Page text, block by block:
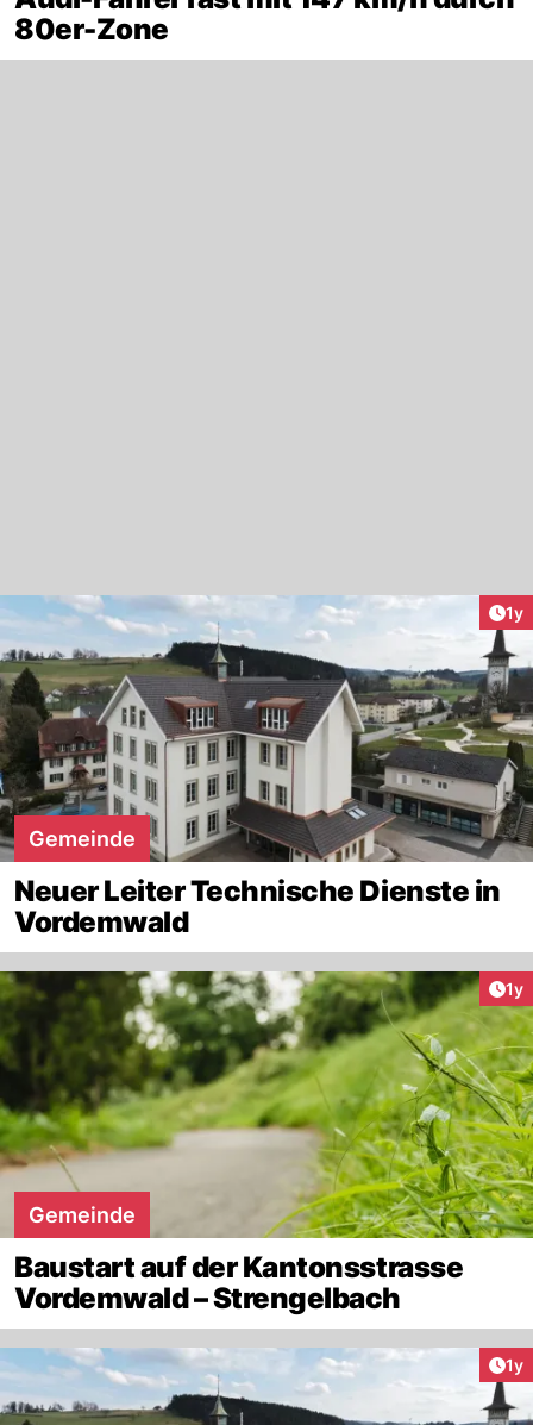
80er-Zone
1y
Gemeinde
Neuer Leiter Technische Dienste in
Vordemwald
1y
Gemeinde
Baustart auf der Kantonsstrasse
Vordemwald – Strengelbach
1y